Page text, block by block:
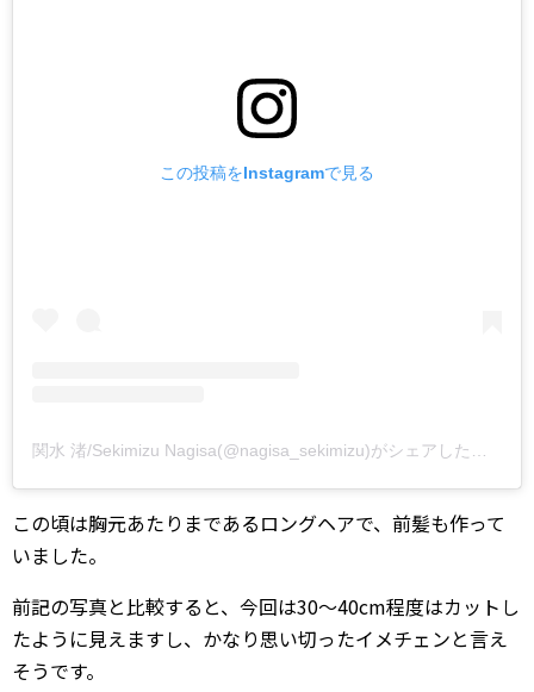
この投稿をInstagramで見る
この頃は胸元あたりまであるロングヘアで、前髪も作って
いました。
前記の写真と比較すると、今回は30～40cm程度はカットし
たように見えますし、かなり思い切ったイメチェンと言え
そうです。